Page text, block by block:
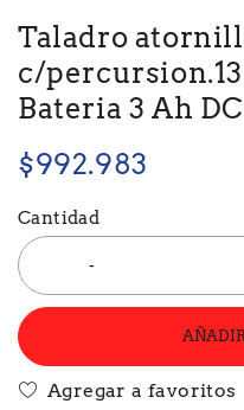
Taladro
c/
Bateria 3 Ah
$992.983
Cantidad